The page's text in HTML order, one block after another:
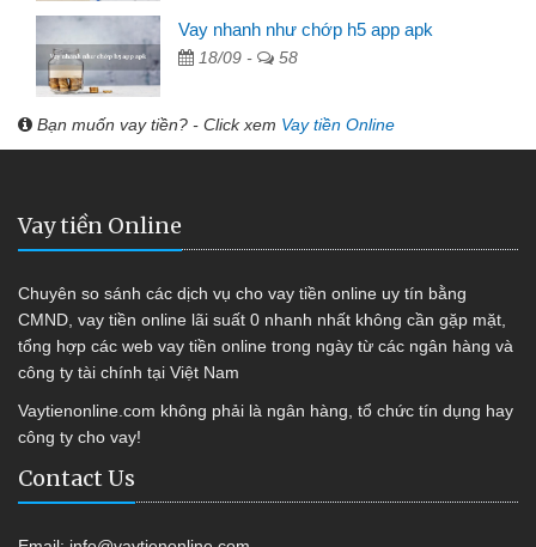
Vay nhanh như chớp h5 app apk
18/09 - 58
Bạn muốn vay tiền? - Click xem Vay tiền Online
Vay tiền Online
Chuyên so sánh các dịch vụ cho vay tiền online uy tín bằng
CMND, vay tiền online lãi suất 0 nhanh nhất không cần gặp mặt,
tổng hợp các web vay tiền online trong ngày từ các ngân hàng và
công ty tài chính tại Việt Nam
Vaytienonline.com không phải là ngân hàng, tổ chức tín dụng hay
công ty cho vay!
Contact Us